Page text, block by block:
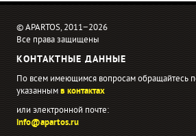
© APARTOS, 2011−2026
Все права защищены
КОНТАКТНЫЕ ДАННЫЕ
По всем имеющимся вопросам обращайтесь
указаннымв контактах
или электронной почте:
info@apartos.ru